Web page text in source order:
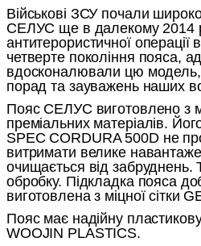
Військові ЗСУ почали
СЕЛУС ще в далекому 2014
антитерористичної операції
четверте покоління пояса,
вдосконалювали цю
порад та зауважень наших
Пояс СЕЛУС виготовлено з
преміальних матеріалів.
SPEC CORDURA 500D не
витримати велике
очищається від забруднень.
обробку. Підкладка пояса
виготовлена з міцної сітки
Пояс має надійну
WOOJIN PLASTICS.